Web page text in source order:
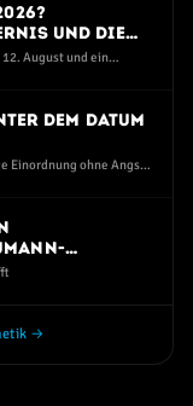
und die
seit Jahren
August und ein
dem Datum
Einordnung ohne Angst
→